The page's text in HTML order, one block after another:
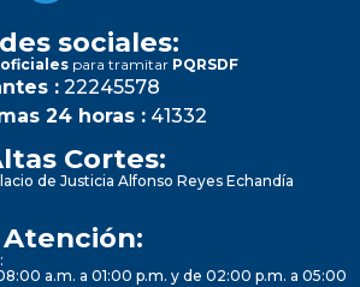
sociales:
para tramitar PQRSDF
: 22245578
24 horas : 41332
Cortes:
de Justicia Alfonso Reyes Echandía
Atención:
a.m. a 01:00 p.m. y de 02:00 p.m. a 05:00